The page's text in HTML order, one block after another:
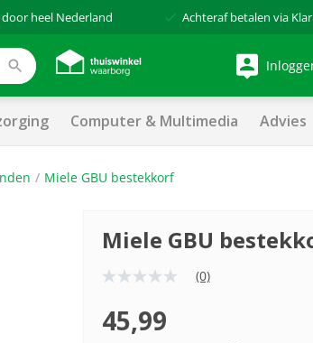
door heel Nederland Achteraf betalen via
Computer & Multimedia Advies
Miele GBU bestekkorf
Miele GBU
Geen
Dezelfde
paginalink.
(0)
45,99